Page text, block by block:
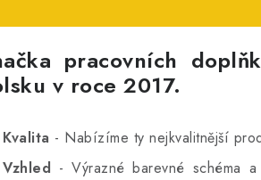
pracovních
v roce 2017.
Kvalita - Nabízíme ty nejkvalitnější
Vzhled - Výrazné barevné schéma